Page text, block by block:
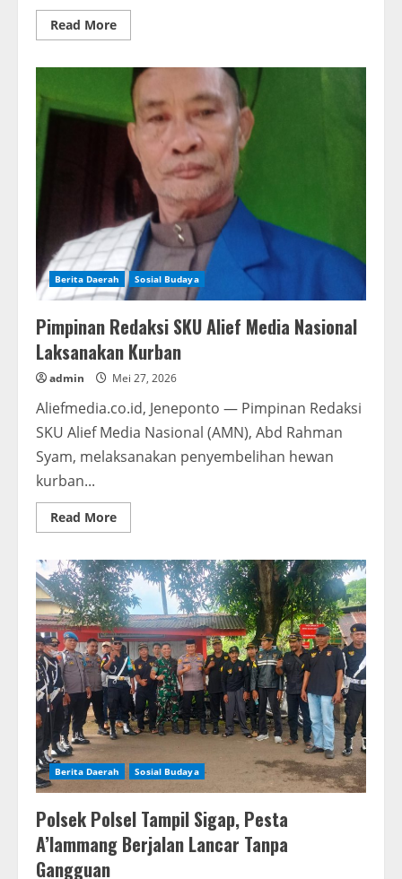
Read MoreRead
more
Sosial
Dampingi
Ketua
PKK
Jeneponto
Serahkan
Bantuan
Korban
Kebakaran
Berita Daerah Sosial Budaya
Pimpinan Redaksi SKU Alief Media Nasional
Laksanakan Kurban
admin Mei 27, 2026
Aliefmedia.co.id, Jeneponto — Pimpinan Redaksi
SKU Alief Media Nasional (AMN), Abd Rahman
Syam, melaksanakan penyembelihan hewan
kurban...
Read MoreRead
more
Redaksi
SKU
Alief
Media
Nasional
Laksanakan
Kurban
Berita Daerah Sosial Budaya
Polsek Polsel Tampil Sigap, Pesta
A’lammang Berjalan Lancar Tanpa
Gangguan